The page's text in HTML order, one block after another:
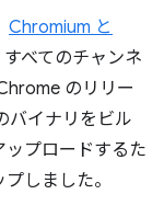
Chromium と
べてのチャンネ
のリリー
バイナリをビル
ップロードするた
しました。